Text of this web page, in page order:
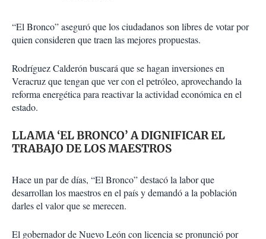
“El Bronco” aseguró que los ciudadanos son libres de votar por
quien consideren que traen las mejores propuestas.
Rodríguez Calderón buscará que se hagan inversiones en
Veracruz que tengan que ver con el petróleo, aprovechando la
reforma energética para reactivar la actividad económica en el
estado.
LLAMA ‘EL BRONCO’ A DIGNIFICAR EL
TRABAJO DE LOS MAESTROS
Hace un par de días, “El Bronco” destacó la labor que
desarrollan los maestros en el país y demandó a la población
darles el valor que se merecen.
El gobernador de Nuevo León con licencia se pronunció por